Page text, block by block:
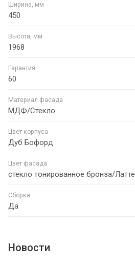
Ширина, мм
450
Высота, мм
1968
Гарантия
60
Материал фасада
МДФ/Стекло
Цвет корпуса
Дуб Бофорд
Цвет фасада
стекло тонированное бронза/Латте
Сборка
Да
Новости